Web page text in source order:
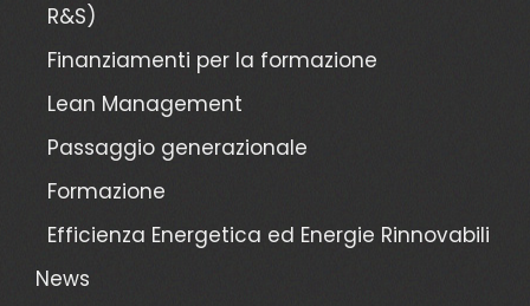
R&S)
Finanziamenti per la formazione
Lean Management
Passaggio generazionale
Formazione
Efficienza Energetica ed Energie Rinnovabili
News